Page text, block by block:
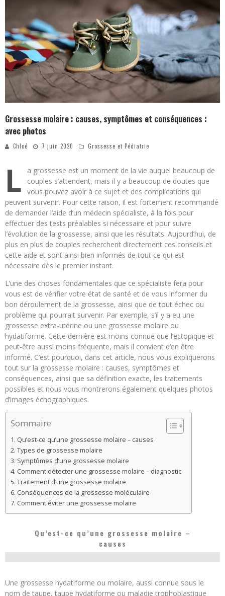
Grossesse molaire : causes, symptômes et conséquences :
avec photos
Chloé 7 juin 2020 Grossesse et Pédiatrie
L
a grossesse est un moment de la vie auquel beaucoup de
couples s’attendent, mais il y a beaucoup de doutes que
vous pouvez avoir à ce sujet et des complications qui
peuvent survenir. Pour cette raison, il est fortement recommandé
de demander l’aide d’un médecin spécialiste, à la fois pour
effectuer des tests préalables si nécessaire et pour suivre
l’évolution de la grossesse, ainsi que les résultats. Aujourd’hui, de
plus en plus de couples recherchent directement ces conseils et
cette aide et sont ainsi bien informés de tout ce qui est
nécessaire dès le premier instant.
L’une des choses fondamentales que ce spécialiste fera pour
vous est de vérifier votre état de santé et de vous informer du
bon déroulement de la grossesse, ainsi que de tout échec ou
problème qui pourrait survenir. Par exemple, s’il y a eu une
grossesse extra-utérine ou une grossesse molaire ou
hydatiforme. Cette dernière est moins connue que l’ectopique et
peut-être aussi moins fréquente, mais il convient d’en être
informé. C’est pourquoi, dans cet article, nous vous expliquerons
tout sur la grossesse molaire : causes, symptômes et
conséquences, ainsi que sa définition exacte, les traitements
possibles et nous vous montrerons également quelques photos
d’images échographiques.
Sommaire
Qu’est-ce qu’une grossesse molaire – causes
Types de grossesse molaire
Symptômes d’une grossesse molaire
Comment détecter une grossesse molaire – diagnostic
Traitement d’une grossesse molaire
Conséquences de la grossesse moléculaire
Comment éviter une grossesse molaire
Qu’est-ce qu’une grossesse molaire –
causes
Une grossesse hydatiforme ou molaire, aussi connue sous le
nom de taupe, taupe hydatiforme ou maladie trophoblastique